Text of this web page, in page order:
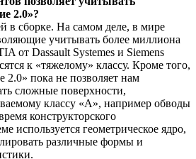
2.0»?
в сборке. На самом деле, в мире
учитывать более миллиона
от Dassault Systemes и Siemens
к «тяжелому» классу. Кроме того,
2.0» пока не позволяет нам
сложные поверхности,
классу «А», например обводы
конструкторского
используется геометрическое ядро,
различные формы и